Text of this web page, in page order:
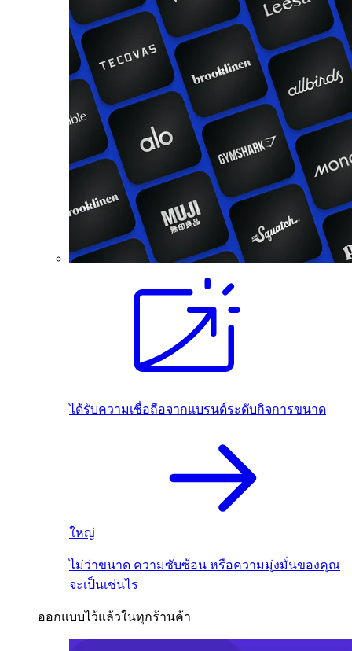
ได้รับความเชื่อถือจากแบรนด์ระดับกิจการขนาด
ใหญ่
ไม่ว่าขนาด ความซับซ้อน หรือความมุ่งมั่นของคุณ
จะเป็นเช่นไร
ออกแบบไว้แล้วในทุกร้านค้า